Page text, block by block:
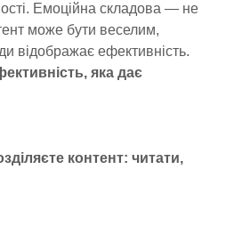
Емоційна складова — не
може бути веселим,
відображає ефективність.
яка дає
контент: читати,